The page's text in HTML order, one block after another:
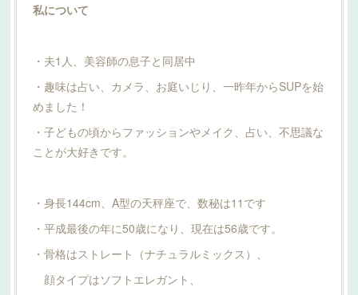
私について
・夫1人、美容師の息子と同居中
・趣味は占い、カメラ、お庭いじり、一昨年からSUPを始
めました！
・子どもの頃からファッションやメイク、占い、不思議な
ことが大好きです。
・身長144cm、A型の天秤座で、数秘は11です
・平成最後の年に50歳になり、現在は56歳です。
・骨格はストレート（ナチュラルミックス）、
顔タイプはソフトエレガント、